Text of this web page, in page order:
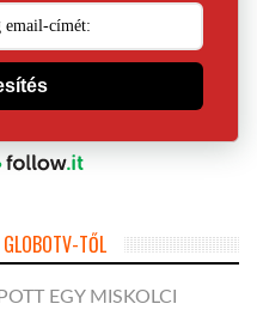
TŐL
EGY MISKOLCI